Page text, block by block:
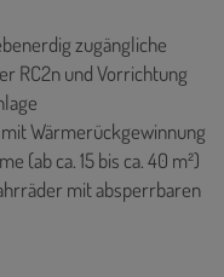
zugängliche
RC2n und Vorrichtung
Wärmerückgewinnung
(ab ca. 15 bis ca. 40 m²)
mit absperrbaren